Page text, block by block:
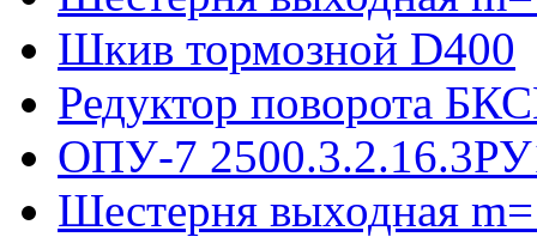
Шкив тормозной D400
Редуктор поворота
ОПУ-7
Шестерня выходная